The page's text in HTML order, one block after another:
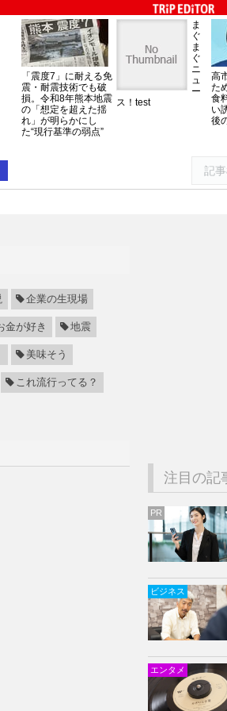
「震度7」に耐える免
震・耐震技術でも破
損。令和8年熊本地震
の「想定を超えた揺
れ」が明らかにし
た“現行基準の弱点”
ま
ぐ
ま
ぐ
ニ
ュ
ー
ス！test
高
た
食
い
後
企業の生現場
金が好き 地震
美味そう
これ流行ってる？
注目の記
PR
ビジネス
エンタメ